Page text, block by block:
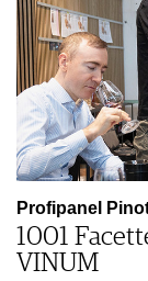
Profipanel
1001
VINUM